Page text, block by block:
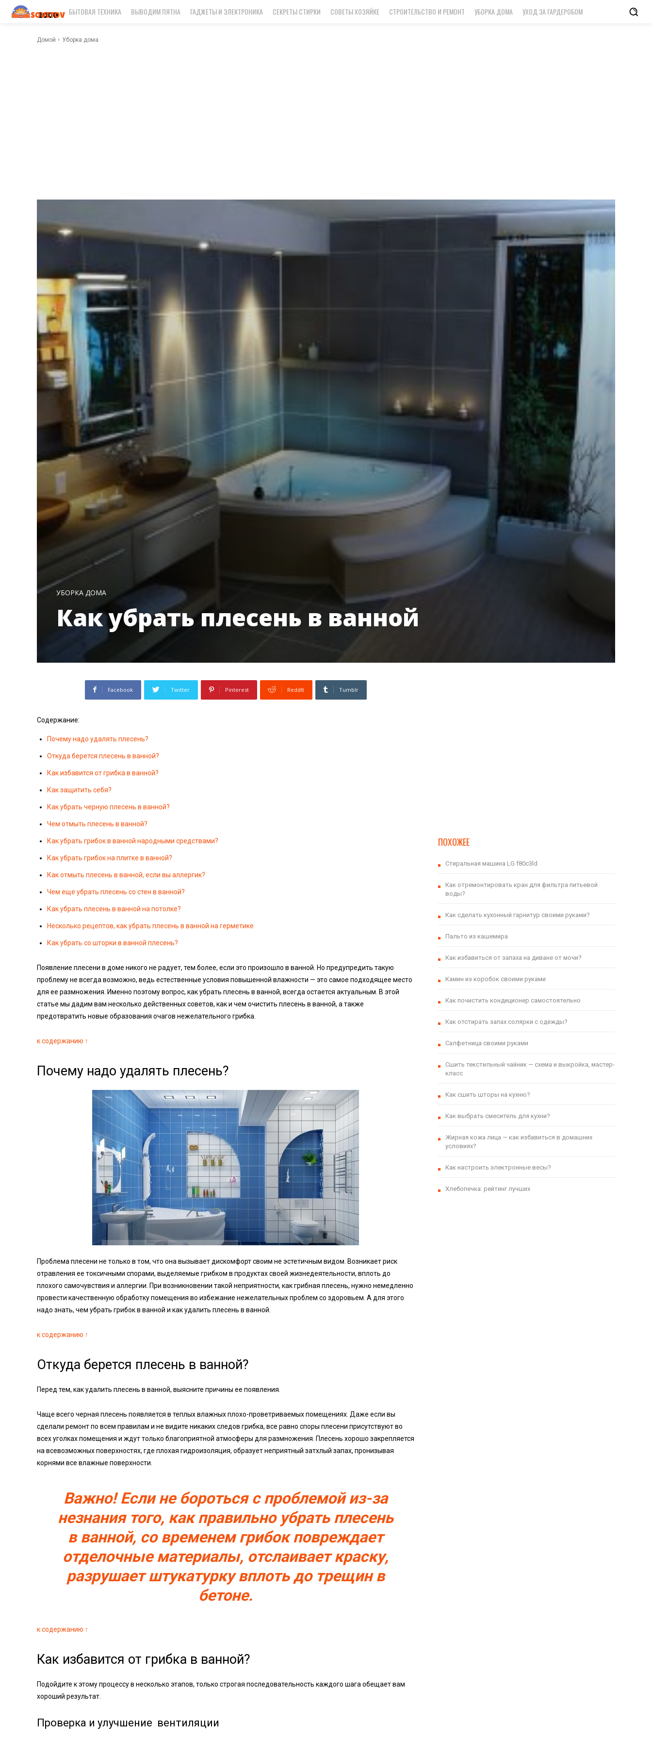
БЫТОВАЯ ТЕХНИКА ВЫВОДИМ ПЯТНА ГАДЖЕТЫ И ЭЛЕКТРОНИКА СЕКРЕТЫ СТИРКИ СОВЕТЫ ХОЗЯЙКЕ СТРОИТЕЛЬСТВО И РЕМОНТ УБОРКА ДОМА УХОД ЗА ГАРДЕРОБОМ
Домой Уборка дома
УБОРКА ДОМА
Как убрать плесень в ванной
Facebook Twitter Pinterest ReddIt Tumblr
Содержание:
Почему надо удалять плесень?
Откуда берется плесень в ванной?
Как избавится от грибка в ванной?
Как защитить себя?
Как убрать черную плесень в ванной?
Чем отмыть плесень в ванной?
Как убрать грибок в ванной народными средствами?
Как убрать грибок на плитке в ванной?
Как отмыть плесень в ванной, если вы аллергик?
Чем еще убрать плесень со стен в ванной?
Как убрать плесень в ванной на потолке?
Несколько рецептов, как убрать плесень в ванной на герметике
Как убрать со шторки в ванной плесень?
Появление плесени в доме никого не радует, тем более, если это произошло в ванной. Но предупредить такую
проблему не всегда возможно, ведь естественные условия повышенной влажности — это самое подходящее место
для ее размножения. Именно поэтому вопрос, как убрать плесень в ванной, всегда остается актуальным. В этой
статье мы дадим вам несколько действенных советов, как и чем очистить плесень в ванной, а также
предотвратить новые образования очагов нежелательного грибка.
к содержанию ↑
Почему надо удалять плесень?
Проблема плесени не только в том, что она вызывает дискомфорт своим не эстетичным видом. Возникает риск
отравления ее токсичными спорами, выделяемые грибком в продуктах своей жизнедеятельности, вплоть до
плохого самочувствия и аллергии. При возникновении такой неприятности, как грибная плесень, нужно немедленно
провести качественную обработку помещения во избежание нежелательных проблем со здоровьем. А для этого
надо знать, чем убрать грибок в ванной и как удалить плесень в ванной.
к содержанию ↑
Откуда берется плесень в ванной?
Перед тем, как удалить плесень в ванной, выясните причины ее появления.
Чаще всего черная плесень появляется в теплых влажных плохо-проветриваемых помещениях. Даже если вы
сделали ремонт по всем правилам и не видите никаких следов грибка, все равно споры плесени присутствуют во
всех уголках помещения и ждут только благоприятной атмосферы для размножения. Плесень хорошо закрепляется
на всевозможных поверхностях, где плохая гидроизоляция, образует неприятный затхлый запах, пронизывая
корнями все влажные поверхности.
Важно! Если не бороться с проблемой из-за
незнания того, как правильно убрать плесень
в ванной, со временем грибок повреждает
отделочные материалы, отслаивает краску,
разрушает штукатурку вплоть до трещин в
бетоне.
к содержанию ↑
Как избавится от грибка в ванной?
Подойдите к этому процессу в несколько этапов, только строгая последовательность каждого шага обещает вам
хороший результат.
Проверка и улучшение вентиляции
ПОХОЖЕЕ
Cтиральная машина LG f80c3ld
Как отремонтировать кран для фильтра питьевой
воды?
Как сделать кухонный гарнитур своими руками?
Пальто из кашемира
Как избавиться от запаха на диване от мочи?
Камин из коробок своими руками
Как почистить кондиционер самостоятельно
Как отстирать запах солярки с одежды?
Салфетница своими руками
Сшить текстильный чайник — схема и выкройка, мастер-
класс
Как сшить шторы на кухню?
Как выбрать смеситель для кухни?
Жирная кожа лица — как избавиться в домашних
условиях?
Как настроить электронные весы?
Хлебопечка: рейтинг лучших